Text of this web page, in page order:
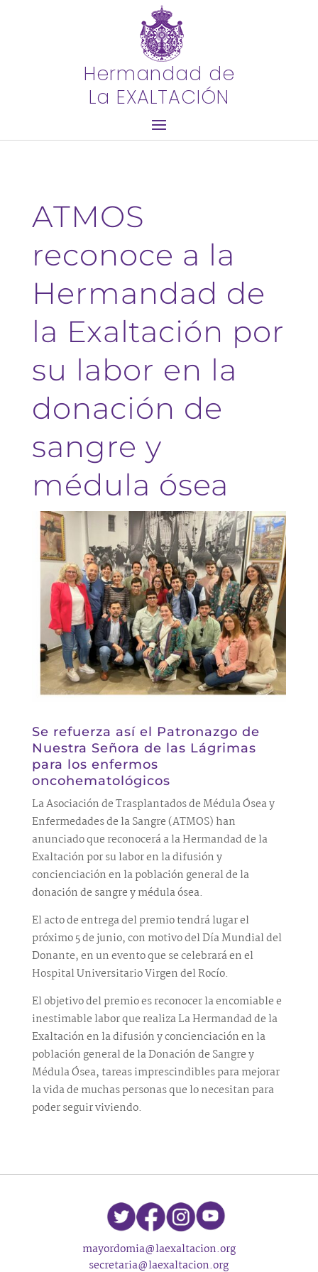
Hermandad de
La EXALTACIÓN
ATMOS
reconoce a la
Hermandad de
la Exaltación por
su labor en la
donación de
sangre y
médula ósea
Se refuerza así el Patronazgo de
Nuestra Señora de las Lágrimas
para los enfermos
oncohematológicos
La Asociación de Trasplantados de Médula Ósea y
Enfermedades de la Sangre (ATMOS) han
anunciado que reconocerá a la Hermandad de la
Exaltación por su labor en la difusión y
concienciación en la población general de la
donación de sangre y médula ósea.
El acto de entrega del premio tendrá lugar el
próximo 5 de junio, con motivo del Día Mundial del
Donante, en un evento que se celebrará en el
Hospital Universitario Virgen del Rocío.
El objetivo del premio es reconocer la encomiable e
inestimable labor que realiza La Hermandad de la
Exaltación en la difusión y concienciación en la
población general de la Donación de Sangre y
Médula Ósea, tareas imprescindibles para mejorar
la vida de muchas personas que lo necesitan para
poder seguir viviendo.
mayordomia@laexaltacion.org
secretaria@laexaltacion.org